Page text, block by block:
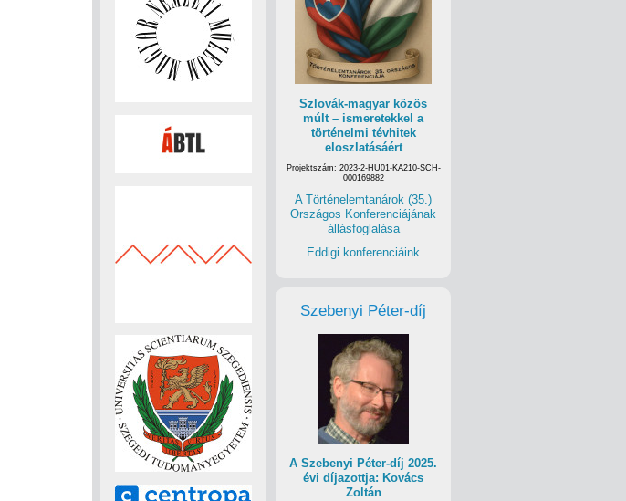
Szlovák-magyar közös
múlt – ismeretekkel a
történelmi tévhitek
eloszlatásáért
Projektszám: 2023-2-HU01-KA210-SCH-
000169882
A Történelemtanárok (35.)
Országos Konferenciájának
állásfoglalása
Eddigi konferenciáink
Szebenyi Péter-díj
A Szebenyi Péter-díj 2025.
évi díjazottja: Kovács
Zoltán